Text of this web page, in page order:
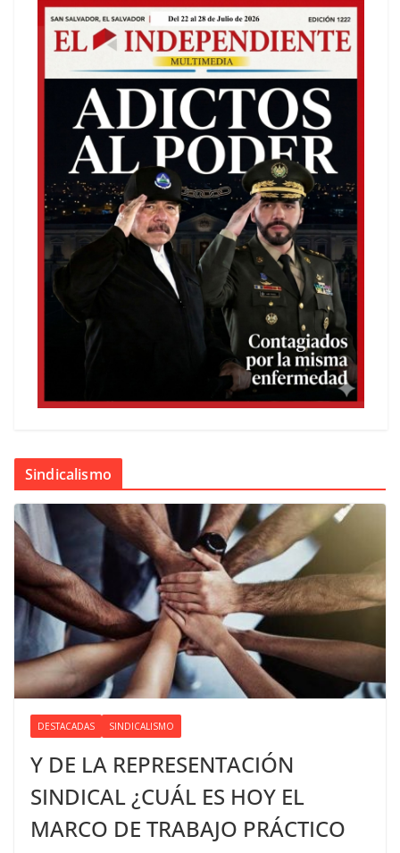
Sindicalismo
DESTACADAS SINDICALISMO
Y DE LA REPRESENTACIÓN
SINDICAL ¿CUÁL ES HOY EL
MARCO DE TRABAJO PRÁCTICO